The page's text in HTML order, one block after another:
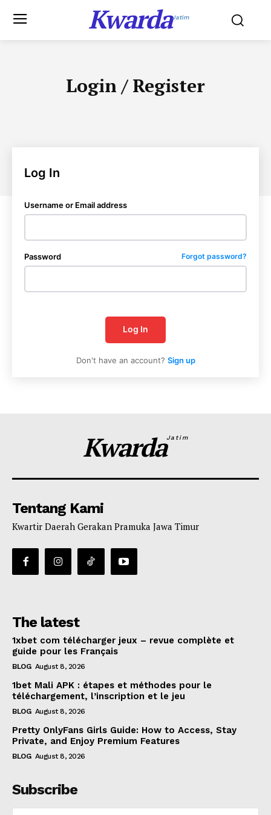
KwardaJatim
Login / Register
Log In
Username or Email address
Password Forgot password?
Log In
Don't have an account? Sign up
KwardaJatim
Tentang Kami
Kwartir Daerah Gerakan Pramuka Jawa Timur
The latest
1xbet com télécharger jeux – revue complète et
guide pour les Français
BLOG August 8, 2026
1bet Mali APK : étapes et méthodes pour le
téléchargement, l’inscription et le jeu
BLOG August 8, 2026
Pretty OnlyFans Girls Guide: How to Access, Stay
Private, and Enjoy Premium Features
BLOG August 8, 2026
Subscribe